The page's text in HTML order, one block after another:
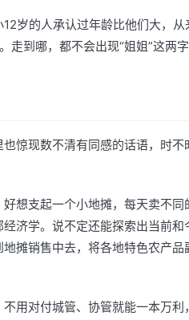
岁的人承认过年龄比他们大，
走到哪，都不会出现“姐姐”这两
惊现数不清有同感的话语，时不
想支起一个小地摊，每天卖不同
济学。说不定还能探索出当前和
摊销售中去，将各地特色农产品
用对付城管、协管就能一本万利